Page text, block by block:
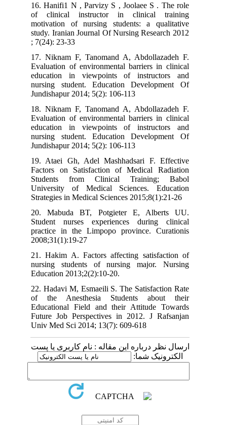
16. Hanifi1 N , Parvizy S , Joolaee S . The role
of clinical instructor in clinical training
motivation of nursing students: a qualitative
study. Iranian Journal Of Nursing Research 2012
; 7(24): 23-33
17. Niknam F, Tanomand A, Abdollazadeh F.
Evaluation of environmental barriers in clinical
education in viewpoints of instructors and
nursing student. Education Development Of
Jundishapur 2014; 5(2): 106-113
18. Niknam F, Tanomand A, Abdollazadeh F.
Evaluation of environmental barriers in clinical
education in viewpoints of instructors and
nursing student. Education Development Of
Jundishapur 2014; 5(2): 106-113
19. Ataei Gh, Adel Mashhadsari F. Effective
Factors on Satisfaction of Medical Radiation
Students from Clinical Training; Babol
University of Medical Sciences. Education
Strategies in Medical Sciences 2015;8(1):21-26
20. Mabuda BT, Potgieter E, Alberts UU.
Student nurses experiences during clinical
practice in the Limpopo province. Curationis
2008;31(1):19-27
21. Hakim A. Factors affecting satisfaction of
nursing students of nursing major. Nursing
Education 2013;2(2):10-20.
22. Hadavi M, Esmaeili S. The Satisfaction Rate
of the Anesthesia Students about their
Educational Field and their Attitude Towards
Future Job Perspectives in 2012. J Rafsanjan
Univ Med Sci 2014; 13(7): 609-618
ارسال نظر درباره این مقاله : نام کاربری یا پست
الکترونیک شما: